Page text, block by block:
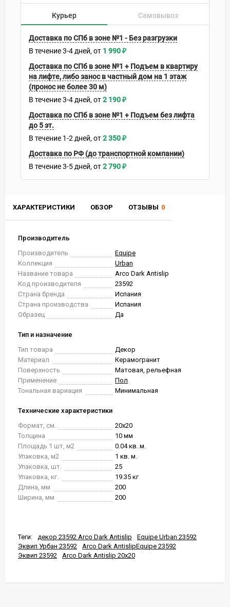
ХАРАКТЕРИСТИКИ ОБЗОР ОТЗЫВЫ 0
Производитель
Производитель
Equipe
Коллекция
Urban
Название товара
Arco Dark Antislip
Код производителя
23592
Страна бренда
Испания
Страна производства
Испания
Образец
Да
Тип и назначение
Тип товара
Декор
Материал
Керамогранит
Поверхность
Матовая, рельефная
Применение
Пол
Тональная вариация
Минимальная
Технические характеристики
Формат, см.
20x20
Толщина
10 мм
Площадь 1 шт, м2
0.04 кв. м.
Упаковка, м2
1 кв. м.
Упаковка, шт.
25
Упаковка, кг.
19.35 кг
Длина, мм
200
Ширина, мм
200
Теги: декор 23592 Arco Dark Antislip
Equipe Urban 23592
Эквип Урбан 23592
Arco Dark AntislipEquipe 23592
Эквип 23592
Arco Dark Antislip 20x20
Курьер Самовывоз
Доставка по СПб в зоне №1 - Без разгрузки
В течение3-4 дней 1 990₽
Доставка по СПб в зоне №1 + Подъем в квартиру
на лифте, либо занос в частный дом на 1 этаж
(пронос не более 30 м)
В течение3-4 дней 2 190₽
Доставка по СПб в зоне №1 + Подъем без лифта
до 5 эт.
В течение 1-2 дней 2 350₽
Доставка по РФ (до транспортной компании)
В течение3-5 дней 2 790₽